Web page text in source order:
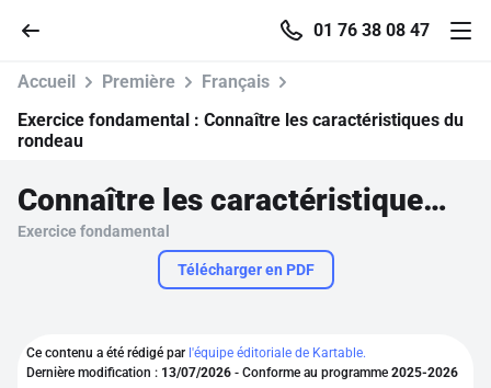
01 76 38 08 47
Parcourir
Se connecter
Accueil Première
Français
Exercice fondamental : Connaître les caractéristiques du
rondeau
Connaître les caractéristiques du rondeau
Exercice fondamental
Télécharger en PDF
Ce contenu a été rédigé par l'équipe éditoriale de Kartable.
Dernière modification : 13/07/2026 - Conforme au programme 2025-2026